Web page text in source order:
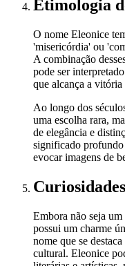
Etimologia
O nome Eleonice
'misericórdia' ou
A combinação
pode ser
que alcança a
Ao longo dos
uma escolha rara,
de elegância e
significado profundo
evocar imagens de
Curiosidades
Embora não seja
possui um charme
nome que se
cultural. Eleonice